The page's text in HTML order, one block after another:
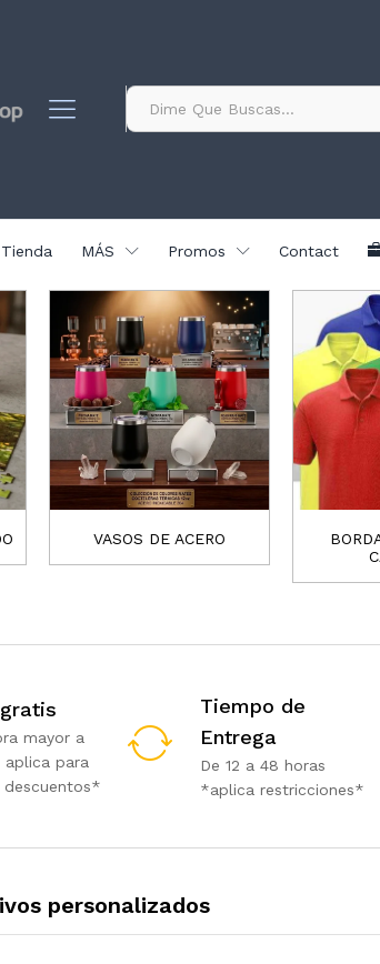
Todo
Tienda MÁS Promos Contact
VASOS DE ACERO
mayor a
aplica para
Tiempo de
Entrega
De 12 a 48 horas
*aplica restricciones*
personalizados